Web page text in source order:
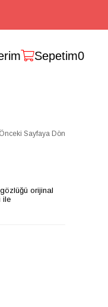
Sepetim0
Sayfaya Dön
orijinal
ile